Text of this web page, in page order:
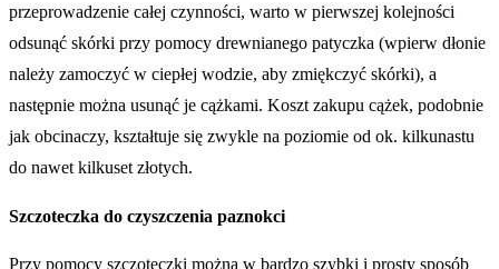
przeprowadzenie całej czynności, warto w pierwszej kolejności
odsunąć skórki przy pomocy drewnianego patyczka (wpierw dłonie
należy zamoczyć w ciepłej wodzie, aby zmiękczyć skórki), a
następnie można usunąć je cążkami. Koszt zakupu cążek, podobnie
jak obcinaczy, kształtuje się zwykle na poziomie od ok. kilkunastu
do nawet kilkuset złotych.
Szczoteczka do czyszczenia paznokci
Przy pomocy szczoteczki można w bardzo szybki i prosty sposób